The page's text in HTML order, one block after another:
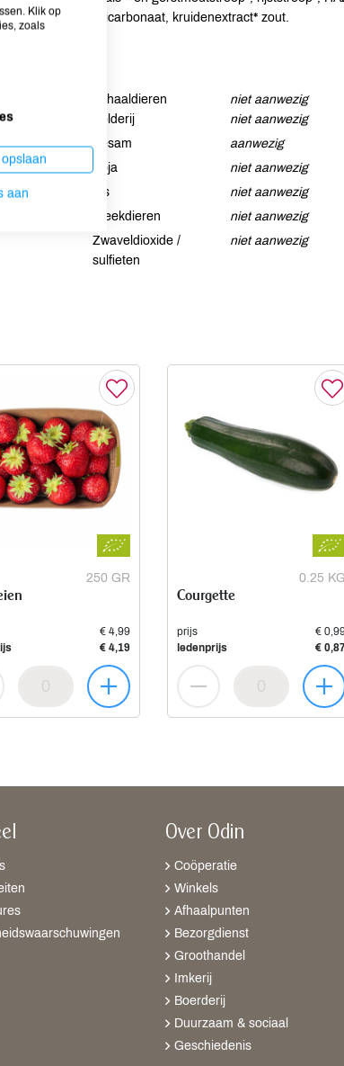
natriumbicarbonaat, kruidenextract* zout.
Schaaldieren
niet aanwezig
Selderij
niet aanwezig
Sesam
aanwezig
Soja
niet aanwezig
Vis
niet aanwezig
Weekdieren
niet aanwezig
Zwaveldioxide /
sulfieten
niet aanwezig
250 GR
€ 4,99
€ 4,19
0.25 KG
Courgette
prijs
€
ledenprijs
€
Over Odin
Coöperatie
Winkels
Afhaalpunten
Bezorgdienst
Groothandel
Imkerij
Boerderij
Duurzaam & sociaal
Geschiedenis
Klik op
zoals
aan